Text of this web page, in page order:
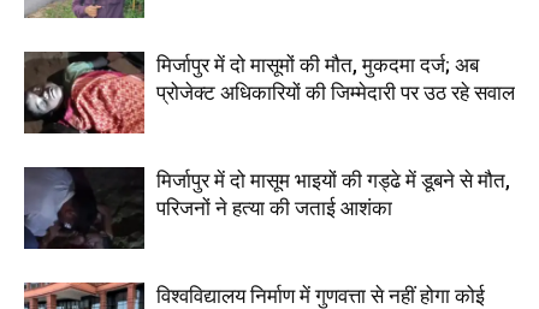
मिर्जापुर में दो मासूमों की मौत, मुकदमा दर्ज; अब
प्रोजेक्ट अधिकारियों की जिम्मेदारी पर उठ रहे सवाल
मिर्जापुर में दो मासूम भाइयों की गड्ढे में डूबने से मौत,
परिजनों ने हत्या की जताई आशंका
विश्वविद्यालय निर्माण में गुणवत्ता से नहीं होगा कोई